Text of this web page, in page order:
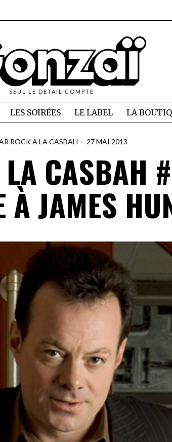
SEUL LE DETAIL COMPTE
LES SOIRÉES LE LABEL LA
ROCK A LA CASBAH 27 MAI 2013
CASBAH
À JAMES